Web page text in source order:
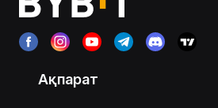
Ақпарат